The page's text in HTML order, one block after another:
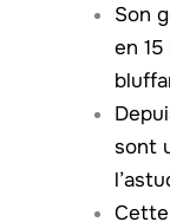
Son
en
sont